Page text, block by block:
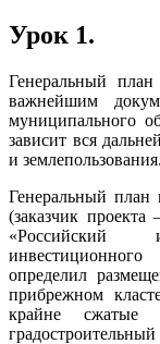
Урок 1.
Генеральный план
важнейшим
муниципального
зависит вся
и землепользования.
Генеральный план
(заказчик
«Российский
определил
прибрежном
крайне сжатые